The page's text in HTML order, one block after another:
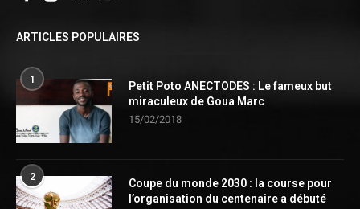
ARTICLES POPULAIRES
1
Petit Poto ANECTODES : Le fameux but
miraculeux de Goua Marc
15/02/2018
2
Coupe du monde 2030 : la course pour
l’organisation du centenaire a débuté